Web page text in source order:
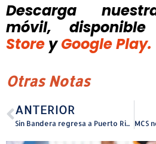
Descarga
móvil, disponible
Store y Google Play.
Otras Notas
ANTERIOR
Sin Bandera regresa a Puerto Rico con su nueva gira “Escenas Tour”